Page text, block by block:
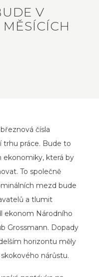
V
čísla
trhu práce. Bude to
ekonomiky, která by
To společně
mezd bude
a tlumit
ekonom Národního
Grossmann. Dopady
horizontu měly
nárůstu.